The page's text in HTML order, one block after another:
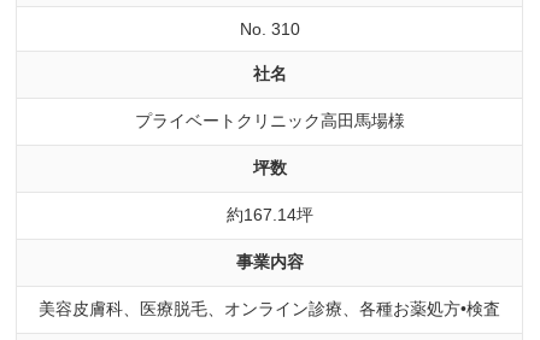
No. 310
社名
プライベートクリニック高田馬場様
坪数
約167.14坪
事業内容
美容皮膚科、医療脱毛、オンライン診療、各種お薬処方•検査